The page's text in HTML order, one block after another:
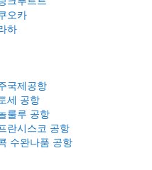
오카
하
국제공항
세 공항
룰루 공항
란시스코 공항
수완나품 공항